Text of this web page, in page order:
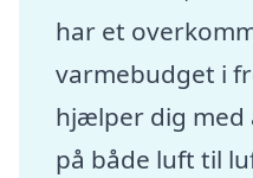
har et
varmebudget i
hjælper dig med
på både luft til